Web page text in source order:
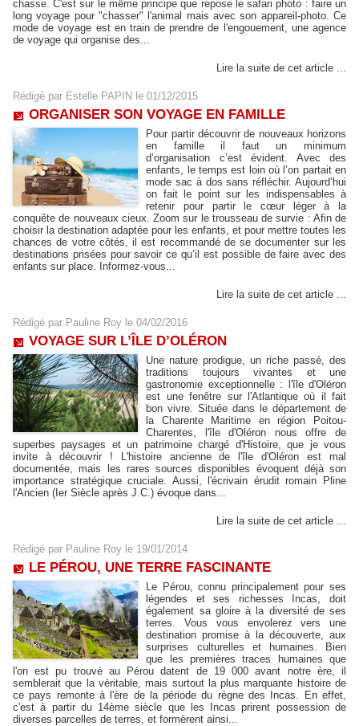
chasse. C'est sur le même principe que repose le safari photo : faire un
long voyage pour "chasser" l'animal mais avec son appareil-photo. Ce
mode de voyage est en train de prendre de l'engouement, une agence
de voyage qui organise des...
Lire la suite de cet article ...
Rédigé par Estelle PAPIN le 01/12/2015
ORGANISER SON VOYAGE EN FAMILLE
Pour partir découvrir de nouveaux horizons
en famille il faut un minimum
d’organisation c’est évident. Avec des
enfants, le temps est loin où l’on partait en
mode sac à dos sans réfléchir. Aujourd’hui
on fait le point sur les indispensables à
retenir pour partir le cœur léger à la
conquête de nouveaux cieux. Zoom sur le trousseau de survie : Afin de
choisir la destination adaptée pour les enfants, et pour mettre toutes les
chances de votre côtés, il est recommandé de se documenter sur les
destinations prisées pour savoir ce qu’il est possible de faire avec des
enfants sur place. Informez-vous...
Lire la suite de cet article ...
Rédigé par Pauline Roy le 04/02/2016
VOYAGE SUR L’ÎLE D’OLÉRON
Une nature prodigue, un riche passé, des
traditions toujours vivantes et une
gastronomie exceptionnelle : l'île d'Oléron
est une fenêtre sur l'Atlantique où il fait
bon vivre. Située dans le département de
la Charente Maritime en région Poitou-
Charentes, l'île d'Oléron nous offre de
superbes paysages et un patrimoine chargé d'Histoire, que je vous
invite à découvrir ! L'histoire ancienne de l'île d'Oléron est mal
documentée, mais les rares sources disponibles évoquent déjà son
importance stratégique cruciale. Aussi, l'écrivain érudit romain Pline
l'Ancien (Ier Siècle après J.C.) évoque dans...
Lire la suite de cet article ...
Rédigé par Pauline Roy le 19/01/2014
LE PÉROU, UNE TERRE FASCINANTE
Le Pérou, connu principalement pour ses
légendes et ses richesses Incas, doit
également sa gloire à la diversité de ses
terres. Vous vous envolerez vers une
destination promise à la découverte, aux
surprises culturelles et humaines. Bien
que les premières traces humaines que
l'on est pu trouvé au Pérou datent de 19 000 avant notre ère, il
semblerait que la véritable, mais surtout la plus marquante histoire de
ce pays remonte à l'ère de la période du règne des Incas. En effet,
c'est à partir du 14ème siècle que les Incas prirent possession de
diverses parcelles de terres, et formèrent ainsi...